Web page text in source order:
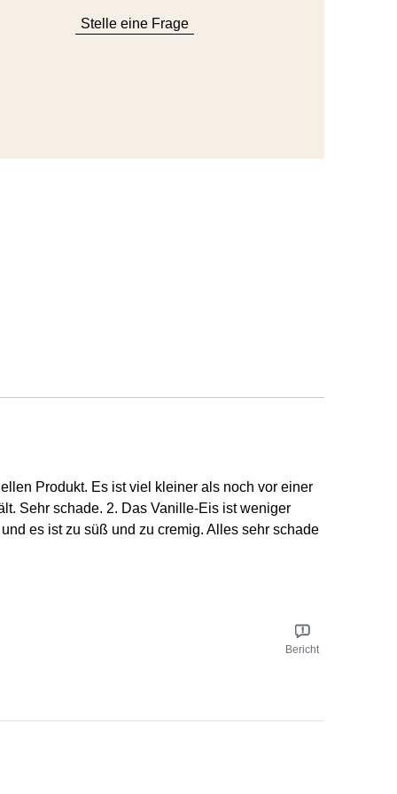
Stelle eine Frage
Produkt. Es ist viel kleiner als noch vor einer
Sehr schade. 2. Das Vanille-Eis ist weniger
es ist zu süß und zu cremig. Alles sehr schade
Bericht